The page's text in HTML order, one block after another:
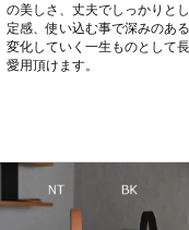
の美しさ、丈夫でしっかりと
定感、使い込む事で深みのあ
変化していく一生ものとして
愛用頂けます。